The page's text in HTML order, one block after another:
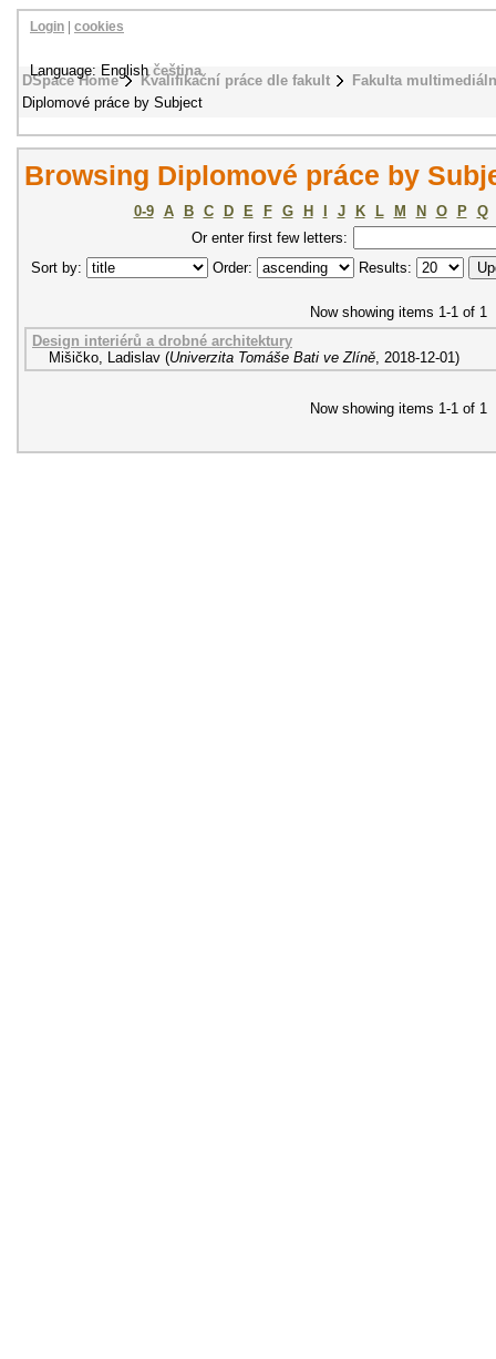
DSpace Home Kvalifikační práce dle fakult
Fakulta
Diplomové práce by Subject
Login cookies
Language: Englishčeština
Browsing Diplomové práce by
0-9 A B C D E F G H J K L M N O P
Q
Or enter first few letters:
Sort by:
Order: Results:
Now showing items 1-1 of 1
Design interiérů a drobné architektury
Mišičko, Ladislav (Univerzita Tomáše Bati ve Zlíně, 2018-12-01)
Now showing items 1-1 of 1